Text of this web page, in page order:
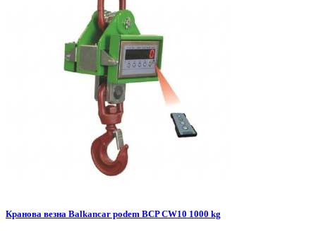
Кранова везна Balkancar podem BCP CW10 1000 kg